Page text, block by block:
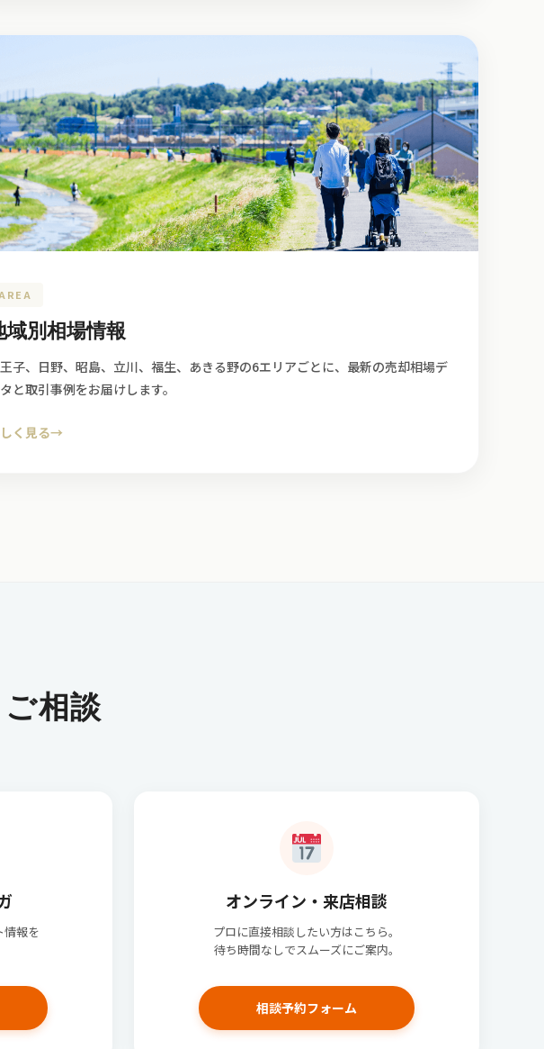
AREA
域別相場情報
子、日野、昭島、立川、福生、あきる野の6エリアごとに、最新の売却相場デ
と取引事例をお届けします。
く見る→
相談
情報を
オンライン・来店相談
プロに直接相談したい方はこちら。
待ち時間なしでスムーズにご案内。
相談予約フォーム